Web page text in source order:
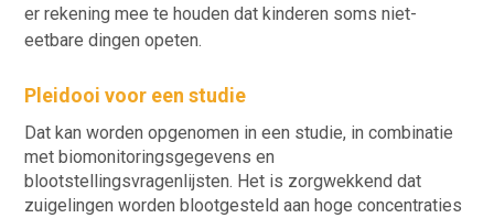
er rekening mee te houden dat kinderen soms niet-
eetbare dingen opeten.
Pleidooi voor een studie
Dat kan worden opgenomen in een studie, in combinatie
met biomonitoringsgegevens en
blootstellingsvragenlijsten. Het is zorgwekkend dat
zuigelingen worden blootgesteld aan hoge concentraties